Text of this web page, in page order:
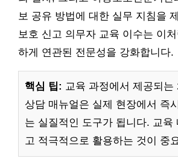
보 공유 방법에 대한 실무 지침을
보호 신고 의무자 교육 이수는 이
하게 연관된 전문성을 강화합니다.
핵심 팁: 교육 과정에서 제공되는
상담 매뉴얼은 실제 현장에서 즉
는 실질적인 도구가 됩니다. 교육
고 적극적으로 활용하는 것이 중